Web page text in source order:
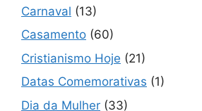
Carnaval (13)
Casamento (60)
Cristianismo Hoje (21)
Datas Comemorativas (1)
Dia da Mulher (33)